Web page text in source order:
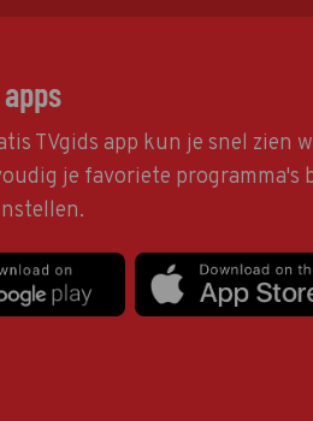
TVgids app kun je snel zien
je favoriete programma's